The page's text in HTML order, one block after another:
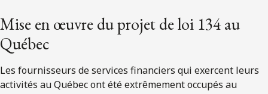
Mise en œuvre du projet de loi 134 au
Québec
Les fournisseurs de services financiers qui exercent leurs
activités au Québec ont été extrêmement occupés au